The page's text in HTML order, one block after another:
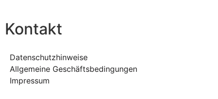
Kontakt
Datenschutzhinweise
Allgemeine Geschäftsbedingungen
Impressum